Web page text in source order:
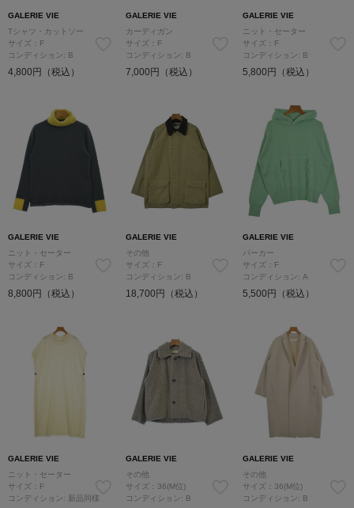
GALERIE VIE
Tシャツ・カットソー
サイズ：F
コンディション: B
4,800円（税込）
GALERIE VIE
カーディガン
サイズ：F
コンディション: B
7,000円（税込）
GALERIE VIE
ニット・セーター
サイズ：F
コンディション: B
5,800円（税込）
GALERIE VIE
ニット・セーター
サイズ：F
コンディション: B
8,800円（税込）
GALERIE VIE
その他
サイズ：F
コンディション: B
18,700円（税込）
GALERIE VIE
パーカー
サイズ：F
コンディション: A
5,500円（税込）
GALERIE VIE
ニット・セーター
サイズ：F
コンディション: 新品同様
GALERIE VIE
その他
サイズ：36(M位)
コンディション: B
GALERIE VIE
その他
サイズ：36(M位)
コンディション: B